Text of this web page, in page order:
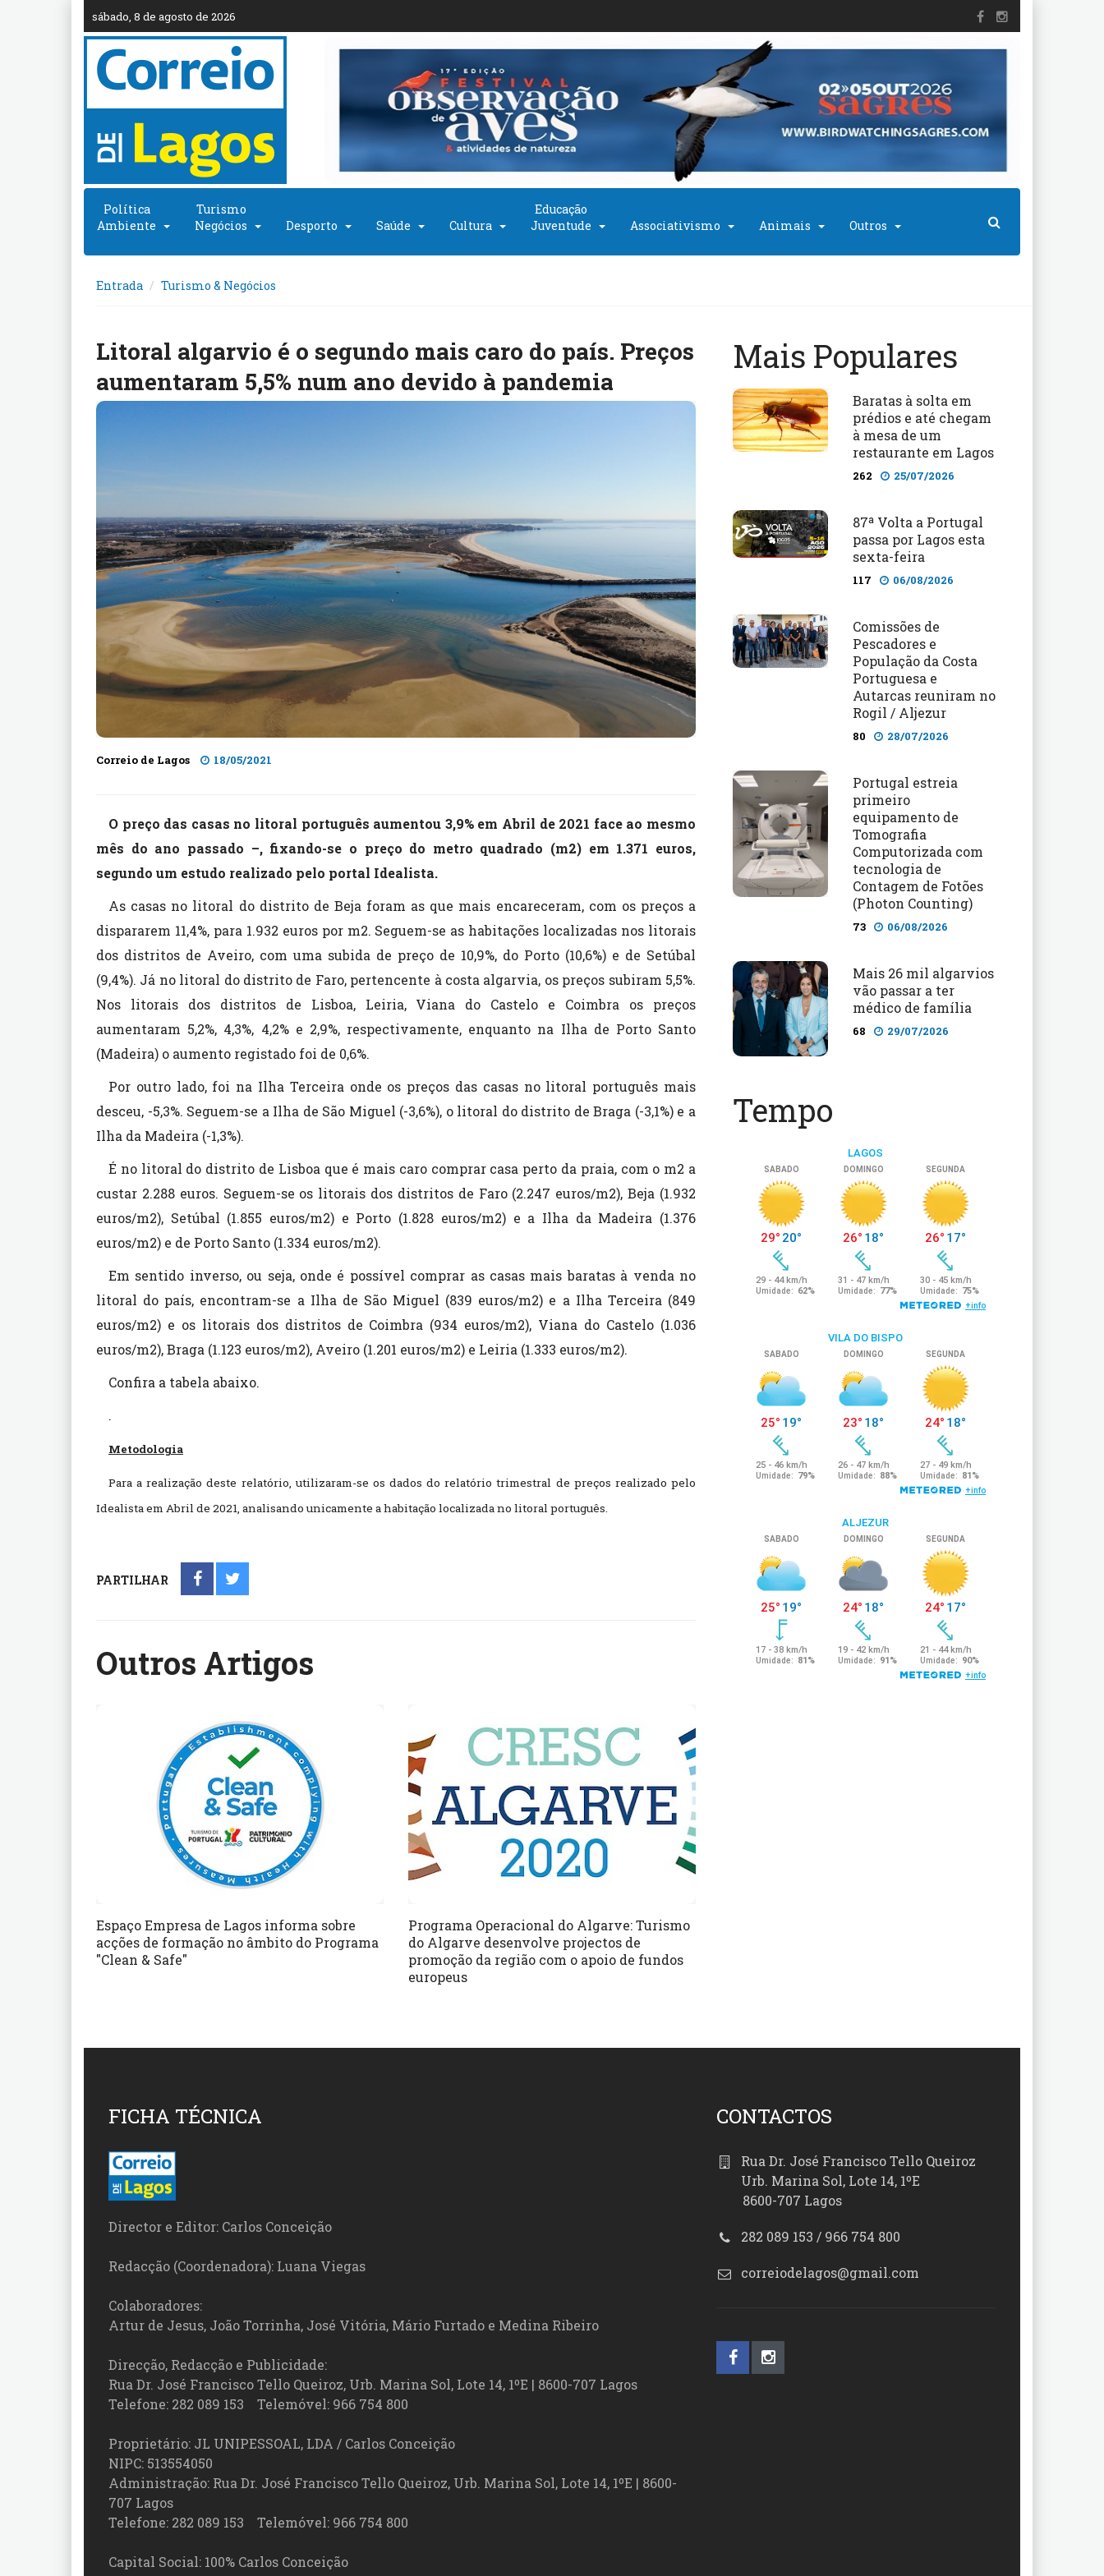
sábado, 8 de agosto de 2026
Política
Ambiente
Turismo
Negócios
Desporto Saúde Cultura
Educação
Juventude
Associativismo Animais Outros
Entrada Turismo & Negócios
Litoral algarvio é o segundo mais caro do país. Preços
aumentaram 5,5% num ano devido à pandemia
Correio de Lagos 18/05/2021
O preço das casas no litoral português aumentou 3,9% em Abril de 2021 face ao mesmo
mês do ano passado –, fixando-se o preço do metro quadrado (m2) em 1.371 euros,
segundo um estudo realizado pelo portal Idealista.
As casas no litoral do distrito de Beja foram as que mais encareceram, com os preços a
dispararem 11,4%, para 1.932 euros por m2. Seguem-se as habitações localizadas nos litorais
dos distritos de Aveiro, com uma subida de preço de 10,9%, do Porto (10,6%) e de Setúbal
(9,4%). Já no litoral do distrito de Faro, pertencente à costa algarvia, os preços subiram 5,5%.
Nos litorais dos distritos de Lisboa, Leiria, Viana do Castelo e Coimbra os preços
aumentaram 5,2%, 4,3%, 4,2% e 2,9%, respectivamente, enquanto na Ilha de Porto Santo
(Madeira) o aumento registado foi de 0,6%.
Por outro lado, foi na Ilha Terceira onde os preços das casas no litoral português mais
desceu, -5,3%. Seguem-se a Ilha de São Miguel (-3,6%), o litoral do distrito de Braga (-3,1%) e a
Ilha da Madeira (-1,3%).
É no litoral do distrito de Lisboa que é mais caro comprar casa perto da praia, com o m2 a
custar 2.288 euros. Seguem-se os litorais dos distritos de Faro (2.247 euros/m2), Beja (1.932
euros/m2), Setúbal (1.855 euros/m2) e Porto (1.828 euros/m2) e a Ilha da Madeira (1.376
euros/m2) e de Porto Santo (1.334 euros/m2).
Em sentido inverso, ou seja, onde é possível comprar as casas mais baratas à venda no
litoral do país, encontram-se a Ilha de São Miguel (839 euros/m2) e a Ilha Terceira (849
euros/m2) e os litorais dos distritos de Coimbra (934 euros/m2), Viana do Castelo (1.036
euros/m2), Braga (1.123 euros/m2), Aveiro (1.201 euros/m2) e Leiria (1.333 euros/m2).
Confira a tabela abaixo.
.
Metodologia
Para a realização deste relatório, utilizaram-se os dados do relatório trimestral de preços realizado pelo
Idealista em Abril de 2021, analisando unicamente a habitação localizada no litoral português.
PARTILHAR
Outros Artigos
Espaço Empresa de Lagos informa sobre
acções de formação no âmbito do Programa
"Clean & Safe"
Programa Operacional do Algarve: Turismo
do Algarve desenvolve projectos de
promoção da região com o apoio de fundos
europeus
Mais Populares
Baratas à solta em
prédios e até chegam
à mesa de um
restaurante em Lagos
262 25/07/2026
87ª Volta a Portugal
passa por Lagos esta
sexta-feira
117 06/08/2026
Comissões de
Pescadores e
População da Costa
Portuguesa e
Autarcas reuniram no
Rogil / Aljezur
80 28/07/2026
Portugal estreia
primeiro
equipamento de
Tomografia
Computorizada com
tecnologia de
Contagem de Fotões
(Photon Counting)
73 06/08/2026
Mais 26 mil algarvios
vão passar a ter
médico de família
68 29/07/2026
Tempo
FICHA TÉCNICA
Director e Editor: Carlos Conceição
Redacção (Coordenadora): Luana Viegas
Colaboradores:
Artur de Jesus, João Torrinha, José Vitória, Mário Furtado e Medina Ribeiro
Direcção, Redacção e Publicidade:
Rua Dr. José Francisco Tello Queiroz, Urb. Marina Sol, Lote 14, 1ºE | 8600-707 Lagos
Telefone: 282 089 153 Telemóvel: 966 754 800
Proprietário: JL UNIPESSOAL, LDA / Carlos Conceição
NIPC: 513554050
Administração: Rua Dr. José Francisco Tello Queiroz, Urb. Marina Sol, Lote 14, 1ºE | 8600-
707 Lagos
Telefone: 282 089 153 Telemóvel: 966 754 800
Capital Social: 100% Carlos Conceição
CONTACTOS
Rua Dr. José Francisco Tello Queiroz
Urb. Marina Sol, Lote 14, 1ºE
8600-707 Lagos
282 089 153 / 966 754 800
correiodelagos@gmail.com